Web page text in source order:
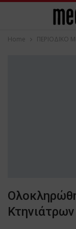
Home ΠΕΡΙΟΔΙΚΟ